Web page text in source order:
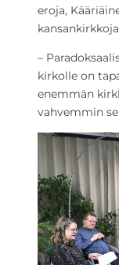
eroja,
–
kirkolle on
enemmän
vahvemmin se